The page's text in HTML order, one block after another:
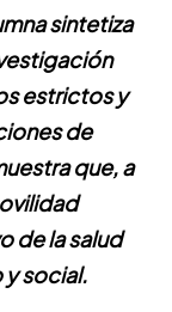
sintetiza
estrictos y
de
que, a
de la salud
social.